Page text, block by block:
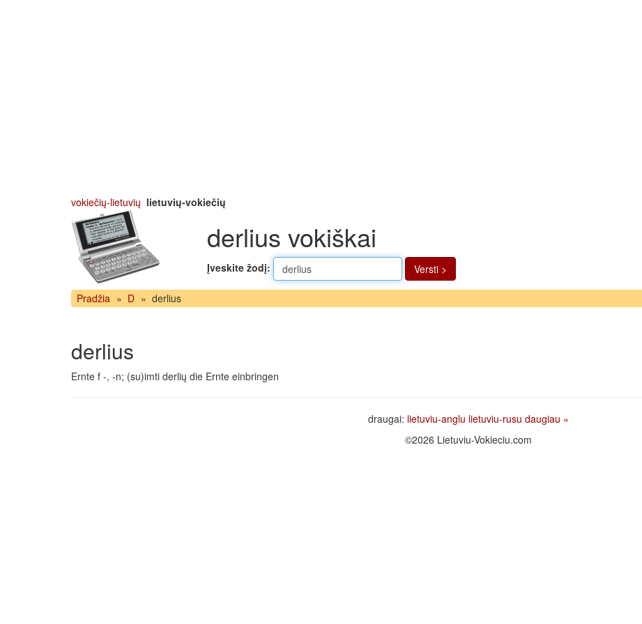
vokiečių-lietuvių lietuvių-vokiečių
derlius vokiškai
Įveskite žodį: Versti >
Pradžia » D » derlius
derlius
Ernte f -, -n; (su)imti derlių die Ernte einbringen
draugai: lietuviu-anglu lietuviu-rusu daugiau »
©2026 Lietuviu-Vokieciu.com